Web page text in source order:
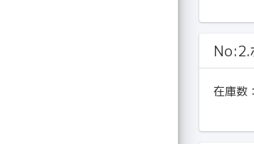
No:2.
在庫数：